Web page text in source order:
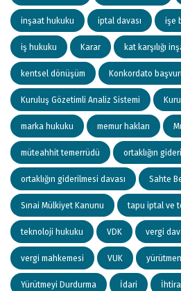
inşaat hukuku iptal davası işe
iş hukuku Karar kat karşılığı
kentsel dönüşüm Konkordato
Kuruluş Gözetimli Analiz Sistemi
marka hukuku memur hakları
müteahhit temerrüdü ortaklığın
ortaklığın giderilmesi davası Sahte
Sınai Mülkiyet Kanunu tapu iptal ve
teknoloji hukuku VDK vergi
vergi mahkemesi VUK
Yürütmeyi Durdurma İdari